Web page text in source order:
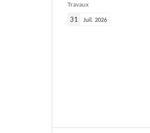
Travaux
31 Juil. 2026